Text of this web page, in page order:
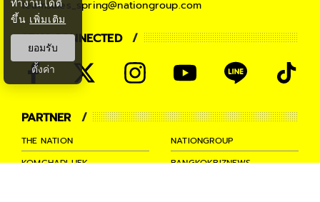
teamsales_spring@nationgroup.com
STAY CONNECTED
PARTNER
THE NATION
NATIONGROUP
KOMCHADLUEK
BANGKOKBIZNEWS
ขึ้น เพิ่มเติม
ยอมรับ
ตั้งค่า